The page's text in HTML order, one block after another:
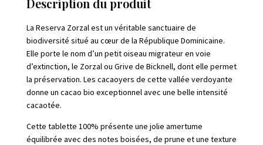
La Reserva Zorzal est un véritable sanctuaire de
biodiversité situé au cœur de la République Dominicaine.
Elle porte le nom d’un petit oiseau migrateur en voie
d’extinction, le Zorzal ou Grive de Bicknell, dont elle permet
la préservation. Les cacaoyers de cette vallée verdoyante
donne un cacao bio exceptionnel avec une belle intensité
cacaotée.
Cette tablette 100% présente une jolie amertume
équilibrée avec des notes boisées, de prune et une texture